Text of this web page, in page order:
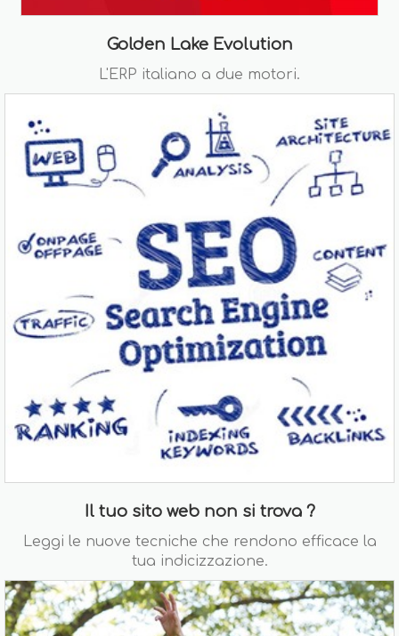
Golden Lake Evolution
L'ERP italiano a due motori.
Il tuo sito web non si trova ?
Leggi le nuove tecniche che rendono efficace la
tua indicizzazione.